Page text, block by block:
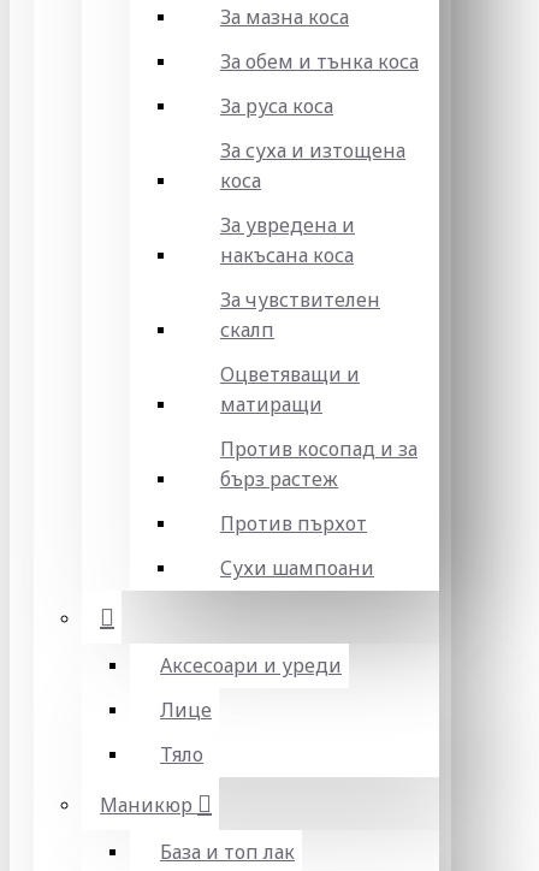
За мазна коса
За обем и тънка коса
За руса коса
За суха и изтощена
коса
За увредена и
накъсана коса
За чувствителен
скалп
Оцветяващи и
матиращи
Против косопад и за
бърз растеж
Против пърхот
Сухи шампоани
Аксесоари и уреди
Лице
Тяло
Маникюр
База и топ лак